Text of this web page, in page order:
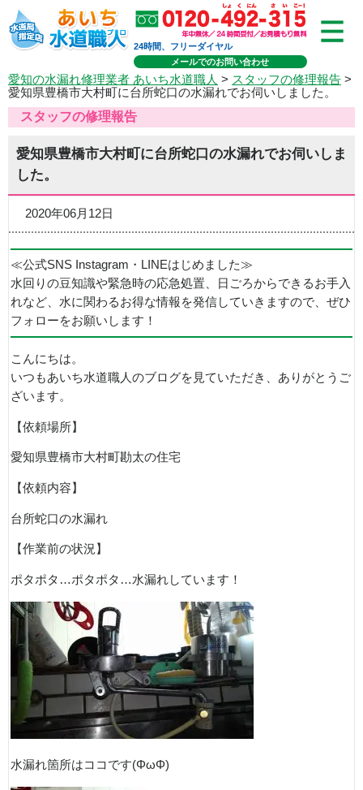
24時間、フリーダイヤル
メールでのお問い合わせ
愛知の水漏れ修理業者 あいち水道職人 > スタッフの修理報告 >
愛知県豊橋市大村町に台所蛇口の水漏れでお伺いしました。
スタッフの修理報告
愛知県豊橋市大村町に台所蛇口の水漏れでお伺いしま
した。
2020年06月12日
≪公式SNS Instagram・LINEはじめました≫
水回りの豆知識や緊急時の応急処置、日ごろからできるお手入
れなど、水に関わるお得な情報を発信していきますので、ぜひ
フォローをお願いします！
こんにちは。
いつもあいち水道職人のブログを見ていただき、ありがとうご
ざいます。
【依頼場所】
愛知県豊橋市大村町勘太の住宅
【依頼内容】
台所蛇口の水漏れ
【作業前の状況】
ポタポタ…ポタポタ…水漏れしています！
水漏れ箇所はココです(ΦωΦ)